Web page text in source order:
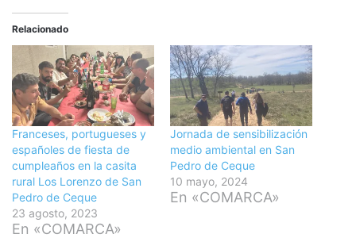
Relacionado
Franceses, portugueses y
españoles de fiesta de
cumpleaños en la casita
rural Los Lorenzo de San
Pedro de Ceque
23 agosto, 2023
En «COMARCA»
Jornada de sensibilización
medio ambiental en San
Pedro de Ceque
10 mayo, 2024
En «COMARCA»